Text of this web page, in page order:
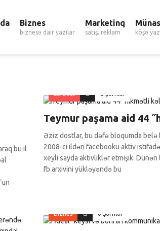
Biznes
biznesə dair yazılar
Marketinq
satış, reklam köşə
bu il
Sərbəst 0 Şərhlər
Teymur paşama aid 44
Əziz dostlar, bu dəfə bloqumda belə
2008-ci ildən facebooku aktiv
xeyli sayda aktivliklər etmişik.
fb arxivini yükləyəndə bu
Biznes 0 Şərhlər